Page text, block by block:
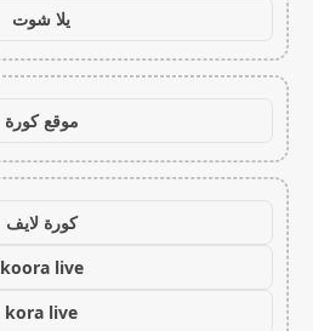
يلا شوت
موقع كورة
كورة لايف
koora live
kora live